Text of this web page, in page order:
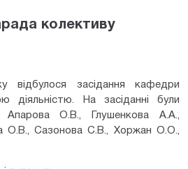
колективу
засідання кафедри
діяльністю. На засіданні були
О.В., Глушенкова А.А.,
О.В., Сазонова С.В., Хоржан О.О.,